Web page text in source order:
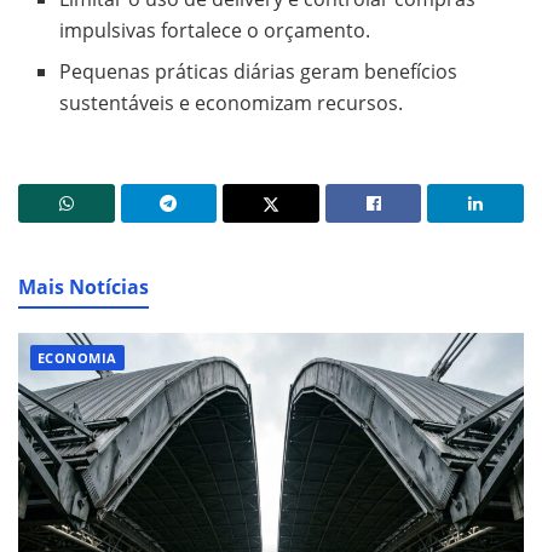
impulsivas fortalece o orçamento.
Pequenas práticas diárias geram benefícios
sustentáveis e economizam recursos.
Mais Notícias
ECONOMIA